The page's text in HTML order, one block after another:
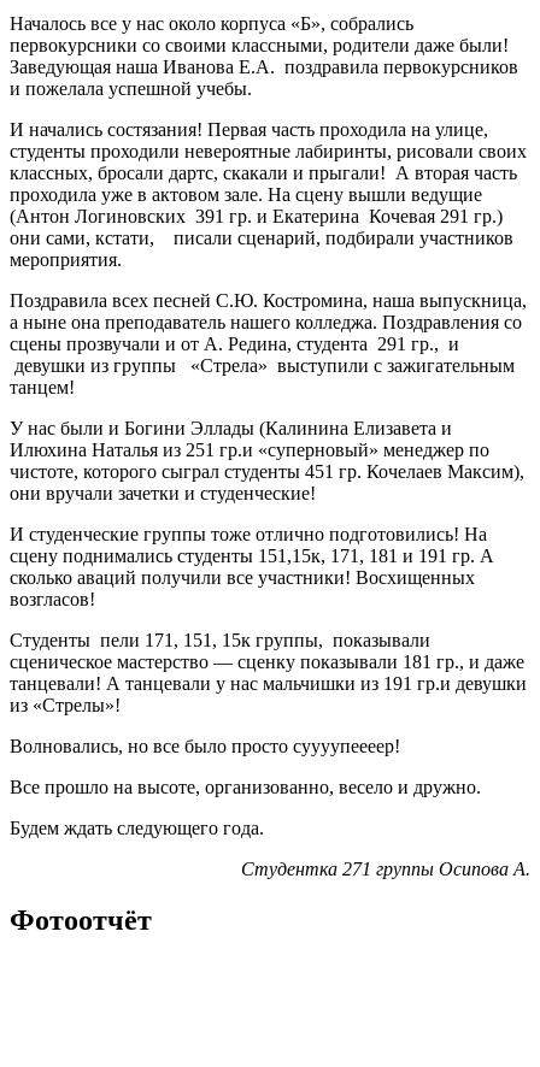
Началось все у нас около корпуса «Б», собрались
первокурсники со своими классными, родители даже были!
Заведующая наша Иванова Е.А. поздравила первокурсников
и пожелала успешной учебы.
И начались состязания! Первая часть проходила на улице,
студенты проходили невероятные лабиринты, рисовали своих
классных, бросали дартс, скакали и прыгали! А вторая часть
проходила уже в актовом зале. На сцену вышли ведущие
(Антон Логиновских 391 гр. и Екатерина Кочевая 291 гр.)
они сами, кстати, писали сценарий, подбирали участников
мероприятия.
Поздравила всех песней С.Ю. Костромина, наша выпускница,
а ныне она преподаватель нашего колледжа. Поздравления со
сцены прозвучали и от А. Редина, студента 291 гр., и
девушки из группы «Стрела» выступили с зажигательным
танцем!
У нас были и Богини Эллады (Калинина Елизавета и
Илюхина Наталья из 251 гр.и «суперновый» менеджер по
чистоте, которого сыграл студенты 451 гр. Кочелаев Максим),
они вручали зачетки и студенческие!
И студенческие группы тоже отлично подготовились! На
сцену поднимались студенты 151,15к, 171, 181 и 191 гр. А
сколько аваций получили все участники! Восхищенных
возгласов!
Студенты пели 171, 151, 15к группы, показывали
сценическое мастерство — сценку показывали 181 гр., и даже
танцевали! А танцевали у нас мальчишки из 191 гр.и девушки
из «Стрелы»!
Волновались, но все было просто суууупеееер!
Все прошло на высоте, организованно, весело и дружно.
Будем ждать следующего года.
Студентка 271 группы Осипова А.
Фотоотчёт